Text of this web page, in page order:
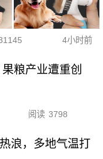
4小时前
粮产业遭重创
阅读 3798
浪，多地气温打